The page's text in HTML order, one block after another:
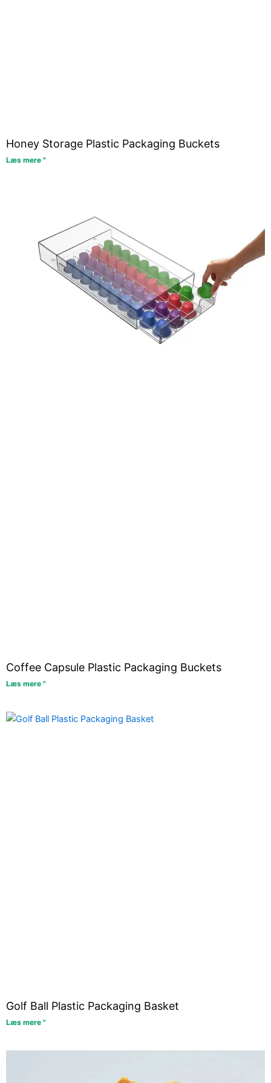
Honey Storage Plastic Packaging Buckets
Læs mere "
Coffee Capsule Plastic Packaging Buckets
Læs mere "
Golf Ball Plastic Packaging Basket
Læs mere "